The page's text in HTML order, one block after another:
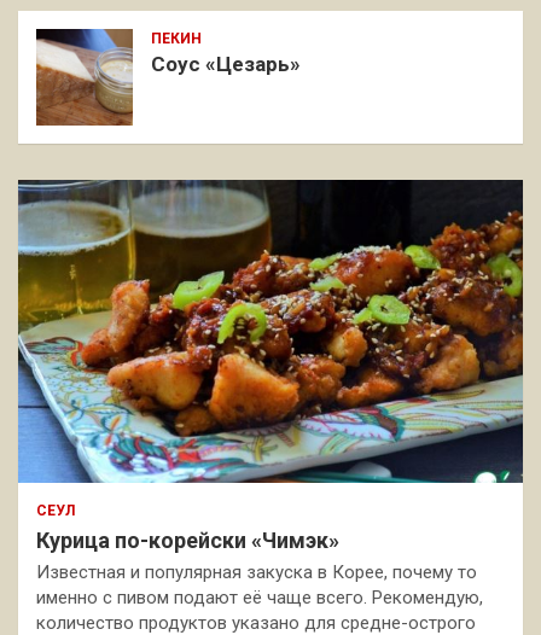
ПЕКИН
Соус «Цезарь»
СЕУЛ
Курица по-корейски «Чимэк»
Известная и популярная закуска в Корее, почему то
именно с пивом подают её чаще всего. Рекомендую,
количество продуктов указано для средне-острого